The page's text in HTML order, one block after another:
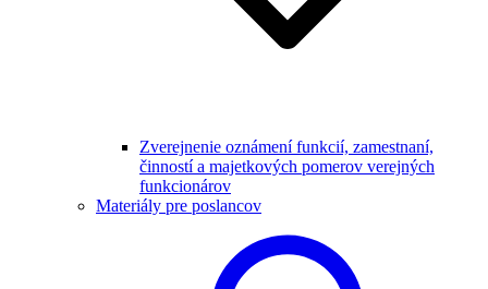
Zverejnenie oznámení funkcií, zamestnaní,
činností a majetkových pomerov verejných
funkcionárov
Materiály pre poslancov